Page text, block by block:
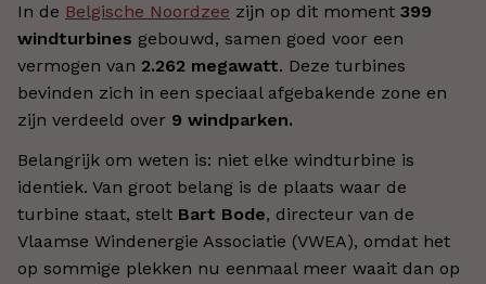
In de Belgische Noordzee zijn op dit moment 399
windturbines gebouwd, samen goed voor een
vermogen van 2.262 megawatt. Deze turbines
bevinden zich in een speciaal afgebakende zone en
zijn verdeeld over 9 windparken.
Belangrijk om weten is: niet elke windturbine is
identiek. Van groot belang is de plaats waar de
turbine staat, stelt Bart Bode, directeur van de
Vlaamse Windenergie Associatie (VWEA), omdat het
op sommige plekken nu eenmaal meer waait dan op